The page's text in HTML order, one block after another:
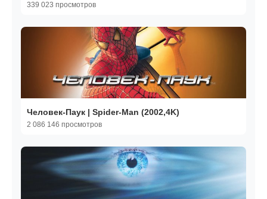
339 023 просмотров
Человек-Паук | Spider-Man (2002,4K)
2 086 146 просмотров